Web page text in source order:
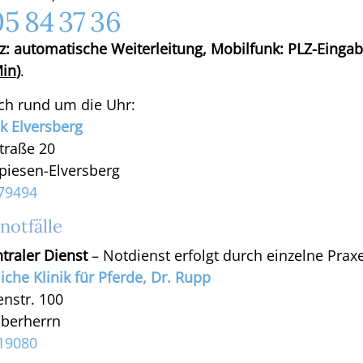
Ausbildung in einer
eine strukturierte Einarbeitung
Merchweiler
84 37 36
automatische Weiterleitung, Mobilfunk: PLZ-
).
rund um die Uhr:
Elversberg
20
Elversberg
Dienst– Notdienst erfolgt durch einzelne
Klinik für Pferde, Dr. Rupp
100